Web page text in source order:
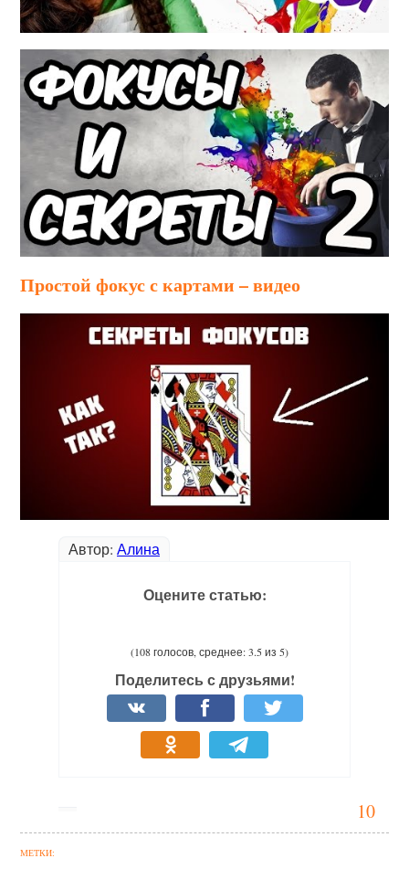
10
Простой фокус с картами – видео
Автор: Алина
Оцените статью:
(108 голосов, среднее: 3.5 из 5)
Поделитесь с друзьями!
МЕТКИ: